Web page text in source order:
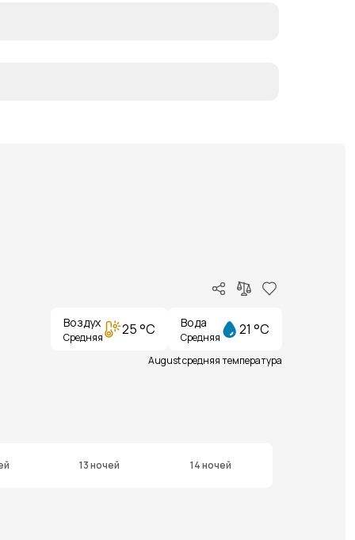
Воздух
Средняя 25 °C Вода
Средняя 21 °C
August средняя температура
13 ночей 14 ночей